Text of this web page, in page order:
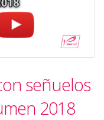
señuelos
2018